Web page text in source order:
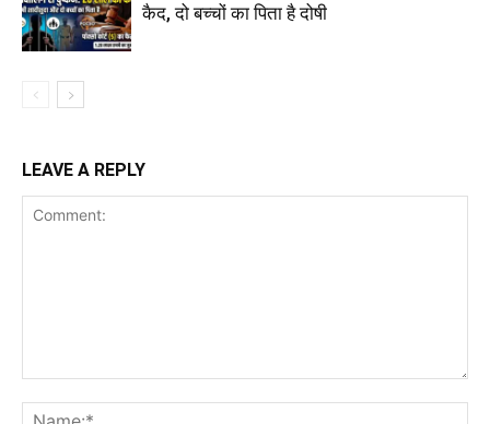
कैद, दो बच्चों का पिता है दोषी
LEAVE A REPLY